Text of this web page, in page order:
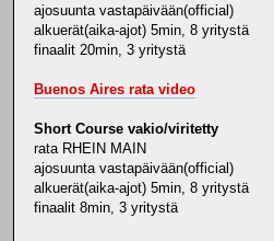
ajosuunta vastapäivään(official)
alkuerät(aika-ajot) 5min, 8 yritystä
finaalit 20min, 3 yritystä
Buenos Aires rata video
Short Course vakio/viritetty
rata RHEIN MAIN
ajosuunta vastapäivään(official)
alkuerät(aika-ajot) 5min, 8 yritystä
finaalit 8min, 3 yritystä